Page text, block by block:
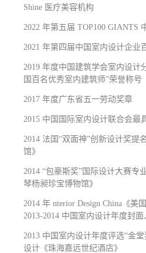
Shine 医疗美容机构
2022 年第五届 TOP100 GIANTS
2021 年第四届中国室内设计企业
2019 年度中国建筑学会室内设计
国百名优秀室内建筑师”荣誉称号
2017 年度广东省五一劳动奖章
2015 中国国际室内设计联合会最
2014 法国“双面神”创新设计奖提
馆》
2014 “包豪斯奖”国际设计大赛专
琴杨昶珍宝博物馆》
2014 年 nterior Design China《美
2013-2014 中国室内设计年度封面
2013 中国室内设计年度评选“金
设计《珠海嘉远世纪酒店》